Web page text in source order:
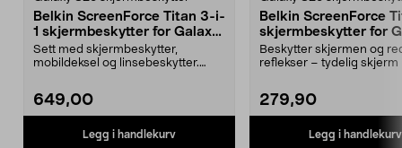
Belkin ScreenForce Titan 3-i-
1 skjermbeskytter for Galaxy
S26 Ultra
Sett med skjermbeskytter,
mobildeksel og linsebeskytter.
649,00
Legg i handlekurv
Belkin ScreenForce
skjermbeskytter for
S26 Ultra
Beskytter skjermen og
reflekser – tydelig skjerm
279,90
Legg i handlekurv